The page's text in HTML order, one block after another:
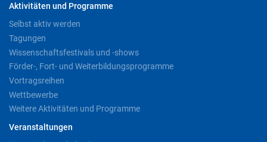
Aktivitäten und Programme
Selbst aktiv werden
Tagungen
Wissenschaftsfestivals und -shows
Förder-, Fort- und Weiterbildungsprogramme
Vortragsreihen
Wettbewerbe
Weitere Aktivitäten und Programme
Veranstaltungen